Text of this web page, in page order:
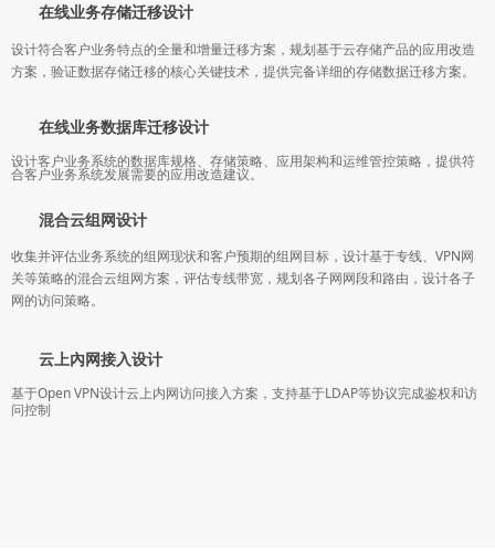
设计符合客户业务特点的全量和增量迁移方案，规划基于云存储产品的应用改造
方案，验证数据存储迁移的核心关键技术，提供完备详细的存储数据迁移方案。
在线业务存储迁移设计
设计客户业务系统的数据库规格、存储策略、应用架构和运维管控策略，提供符
合客户业务系统发展需要的应用改造建议。
在线业务数据库迁移设计
收集并评估业务系统的组网现状和客户预期的组网目标，设计基于专线、VPN网
关等策略的混合云组网方案，评估专线带宽，规划各子网网段和路由，设计各子
网的访问策略。
混合云组网设计
基于Open VPN设计云上内网访问接入方案，支持基于LDAP等协议完成鉴权和访
问控制
云上內网接入设计